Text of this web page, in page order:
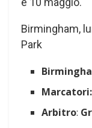
Birmingham,
Park
Marcatori:
Arbitro: